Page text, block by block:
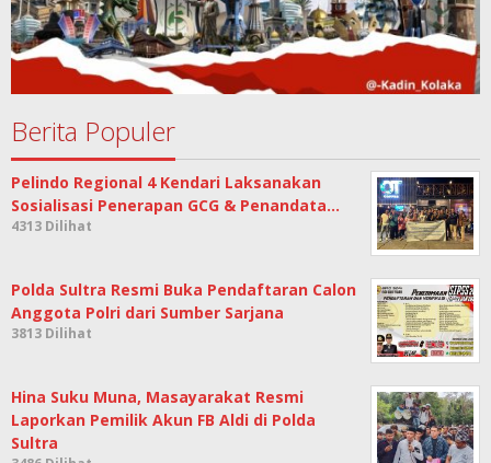
Berita Populer
Pelindo Regional 4 Kendari Laksanakan
Sosialisasi Penerapan GCG & Penandata…
4313 Dilihat
Polda Sultra Resmi Buka Pendaftaran Calon
Anggota Polri dari Sumber Sarjana
3813 Dilihat
Hina Suku Muna, Masayarakat Resmi
Laporkan Pemilik Akun FB Aldi di Polda
Sultra